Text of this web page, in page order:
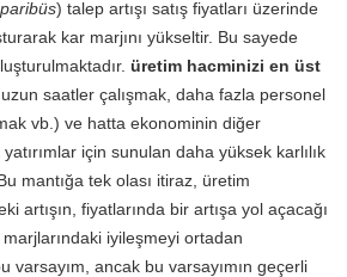
) talep artışı satış fiyatları üzerinde
kar marjını yükseltir. Bu sayede
üretim hacminizi en üst
saatler çalışmak, daha fazla personel
vb.) ve hatta ekonominin diğer
için sunulan daha yüksek karlılık
mantığa tek olası itiraz, üretim
artışın, fiyatlarında bir artışa yol açacağı
iyileşmeyi ortadan
varsayım, ancak bu varsayımın geçerli